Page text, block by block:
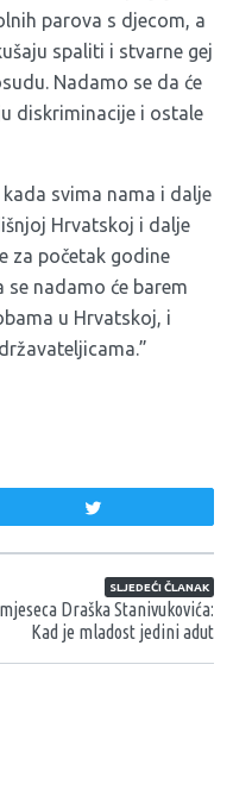
parova s djecom, a
spaliti i stvarne gej
Nadamo se da će
diskriminacije i ostale
svima nama i dalje
Hrvatskoj i dalje
za početak godine
nadamo će barem
u Hrvatskoj, i
SLJEDEĆI ČLANAK
Draška Stanivukovića:
Kad je mladost jedini adut